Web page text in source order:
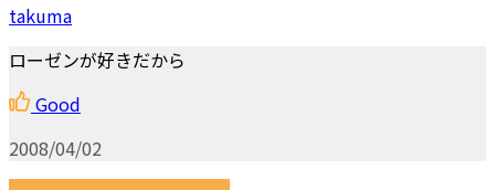
takuma
ローゼンが好きだから
Good
2008/04/02